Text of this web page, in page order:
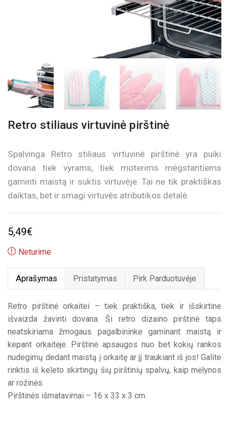
Retro stiliaus virtuvinė pirštinė
Spalvinga Retro stiliaus virtuvinė pirštinė yra puiki
dovana tiek vyrams, tiek moterims mėgstantiems
gaminti maistą ir suktis virtuvėje. Tai ne tik praktiškas
daiktas, bet ir smagi virtuvės atributikos detalė.
5,49€
Neturime
Aprašymas Pristatymas Pirk Parduotuvėje
Retro pirštinė orkaitei – tiek praktiška, tiek ir išskirtine
išvaizda žavinti dovana. Ši retro dizaino pirštinė taps
neatskiriama žmogaus pagalbininke gaminant maistą ir
kepant orkaitėje. Pirštinė apsaugos nuo bet kokių rankos
nudegimų dedant maistą į orkaitę ar jį traukiant iš jos! Galite
rinktis iš keleto skirtingų šių pirštinių spalvų, kaip mėlynos
ar rožinės.
Pirštinės išmatavimai – 16 x 33 x 3 cm.